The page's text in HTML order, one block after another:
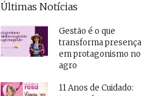
Últimas Notícias
Gestão é o que
transforma presença
em protagonismo no
agro
11 Anos de Cuidado: